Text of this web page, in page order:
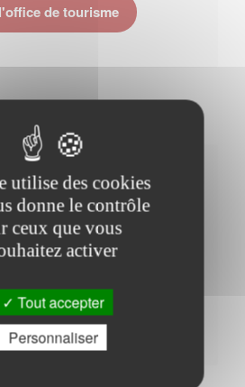
de tourisme
12h30
à 18h00
utilise des cookies
donne le contrôle
ceux que vous
activer
Tout accepter
Personnaliser